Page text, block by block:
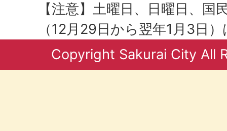
【注意】土曜日、日曜日、国
（12月29日から翌年1月3日
Copyright Sakurai City All